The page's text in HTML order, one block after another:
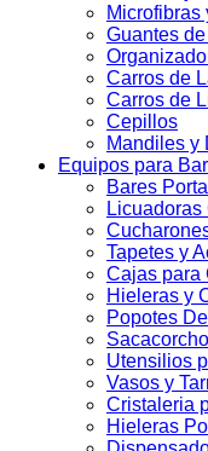
Microfibras
Guantes
Carros de
Carros de
Cepillos
Mandiles y
Equipos para Bar
Bares
Tapetes y
Cajas para
Hieleras y
Popotes
Utensilios
Vasos y
Cristaleria
Hieleras